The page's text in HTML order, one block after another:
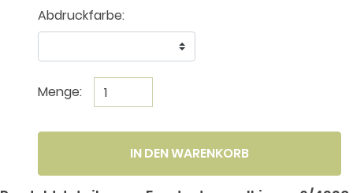
Abdruckfarbe:
Menge:
IN DEN WARENKORB